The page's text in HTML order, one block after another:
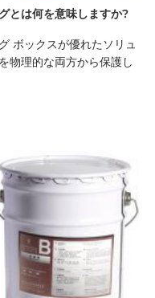
とは何を意味しますか?
ボックスが優れたソリュ
物理的な両方から保護し